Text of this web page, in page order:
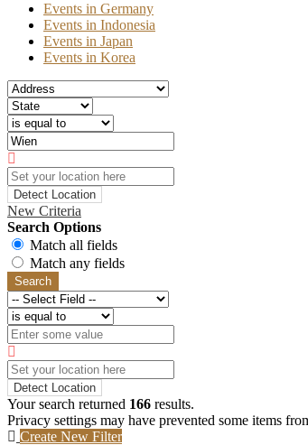
Events in Germany
Events in Indonesia
Events in Japan
Events in Korea
Detect Location
New Criteria
Search Options
Match all fields
Match any fields
Search
Detect Location
Your search returned 166 results.
Privacy settings may have prevented some items
Create New Filter